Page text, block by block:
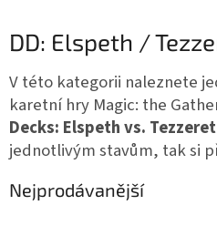
DD: Elspeth /
V této kategorii naleznete
karetní hry Magic: the
Decks: Elspeth vs. Tezzeret
jednotlivým stavům, tak si
Nejprodávanější